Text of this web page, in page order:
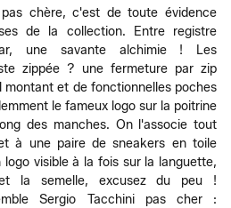
chère, c'est de toute évidence
de la collection. Entre registre
une savante alchimie ! Les
zippée ? une fermeture par zip
montant et de fonctionnelles poches
le fameux logo sur la poitrine
des manches. On l'associe tout
à une paire de sneakers en toile
visible à la fois sur la languette,
la semelle, excusez du peu !
Sergio Tacchini pas cher :